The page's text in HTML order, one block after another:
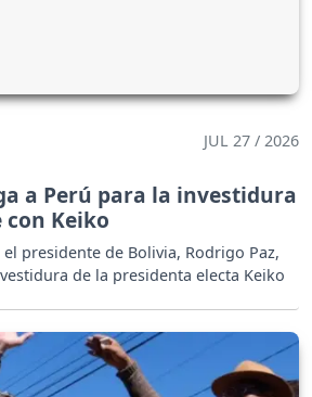
JUL 27 / 2026
a Perú para la investidura
Keiko
presidente de Bolivia, Rodrigo Paz,
de la presidenta electa Keiko